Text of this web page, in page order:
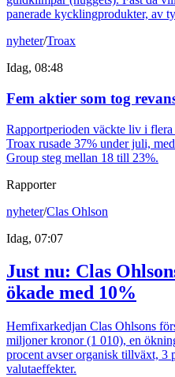
panerade kycklingprodukter, av
nyheter/Troax
Idag, 08:48
Fem aktier som tog
Rapportperioden väckte liv i
Troax rusade 37% under juli,
Group steg mellan 18 till 23%.
Rapporter
nyheter/Clas Ohlson
Idag, 07:07
Just nu: Clas
ökade med 10%
Hemfixarkedjan Clas Ohlsons
miljoner kronor (1 010), en
procent avser organisk tillväxt, 3
valutaeffekter.